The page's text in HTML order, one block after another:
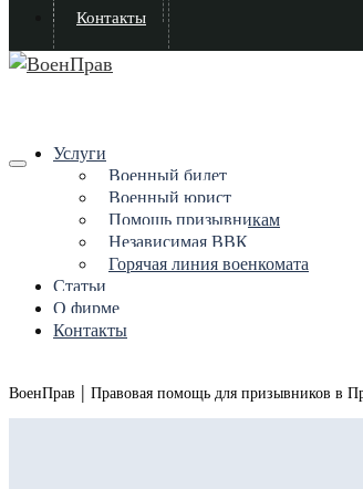
Контакты
Услуги
Военный билет
Военный юрист
Помощь призывникам
Независимая ВВК
Горячая линия военкомата
Статьи
О фирме
Контакты
ВоенПрав | Правовая помощь для призывников в